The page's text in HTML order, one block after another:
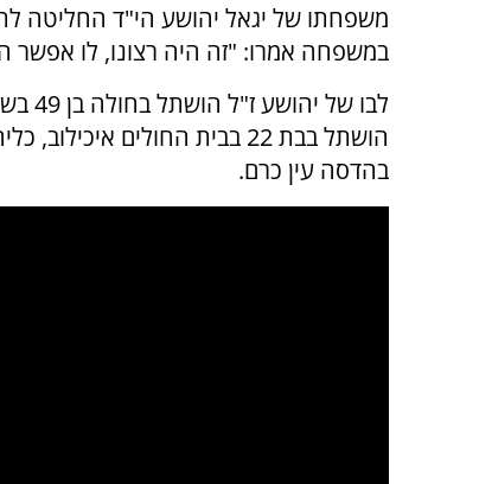
במשפחה אמרו: "זה היה רצונו, לו אפשר
בהדסה עין כרם.